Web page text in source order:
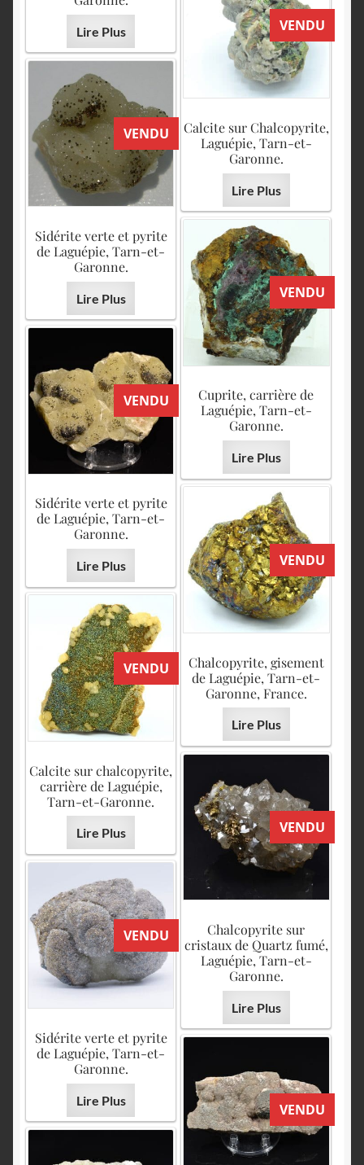
Lire Plus VENDU
Calcite sur Chalcopyrite,
Laguépie, Tarn-et-
Garonne.
Lire Plus
VENDU
Sidérite verte et pyrite
de Laguépie, Tarn-et-
Garonne.
Lire Plus VENDU
Cuprite, carrière de
Laguépie, Tarn-et-
Garonne.
Lire Plus
VENDU
Sidérite verte et pyrite
de Laguépie, Tarn-et-
Garonne.
Lire Plus VENDU
Chalcopyrite, gisement
de Laguépie, Tarn-et-
Garonne, France.
Lire Plus
VENDU
Calcite sur chalcopyrite,
carrière de Laguépie,
Tarn-et-Garonne.
Lire Plus VENDU
Chalcopyrite sur
cristaux de Quartz fumé,
Laguépie, Tarn-et-
Garonne.
Lire Plus
VENDU
Sidérite verte et pyrite
de Laguépie, Tarn-et-
Garonne.
Lire Plus
VENDU